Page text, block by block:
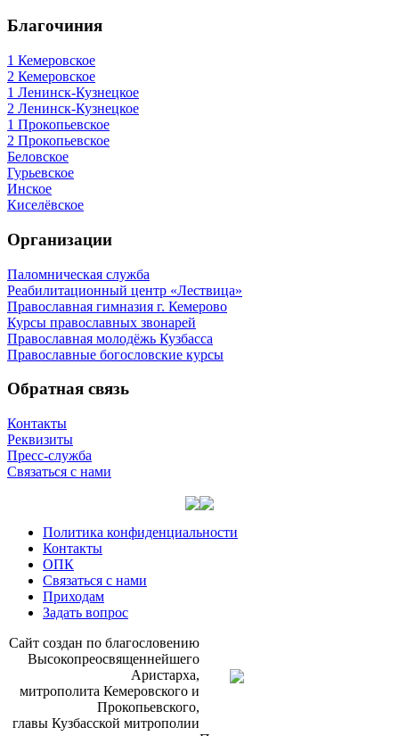
Благочиния
1 Кемеровское
2 Кемеровское
1 Ленинск-Кузнецкое
2 Ленинск-Кузнецкое
1 Прокопьевское
2 Прокопьевское
Беловское
Гурьевское
Инское
Киселёвское
Организации
Паломническая служба
Реабилитационный центр «Лествица»
Православная гимназия г. Кемерово
Курсы православных звонарей
Православная молодёжь Кузбасса
Православные богословские курсы
Обратная связь
Контакты
Реквизиты
Пресс-служба
Связаться с нами
Политика конфиденциальности
Контакты
ОПК
Связаться с нами
Приходам
Задать вопрос
Сайт со­здан по бла­го­сло­ве­нию
Вы­со­ко­прео­свя­щен­ней­ше­го
Ари­стар­ха,
мит­ро­по­ли­та Ке­ме­ров­ско­го и
Про­ко­пьев­ско­го,
гла­вы Куз­бас­ской мит­ро­по­лии